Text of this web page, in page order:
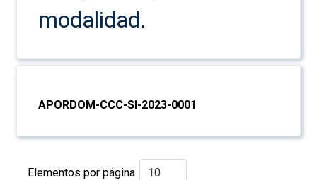
modalidad.
APORDOM-CCC-SI-2023-0001
Elementos por página